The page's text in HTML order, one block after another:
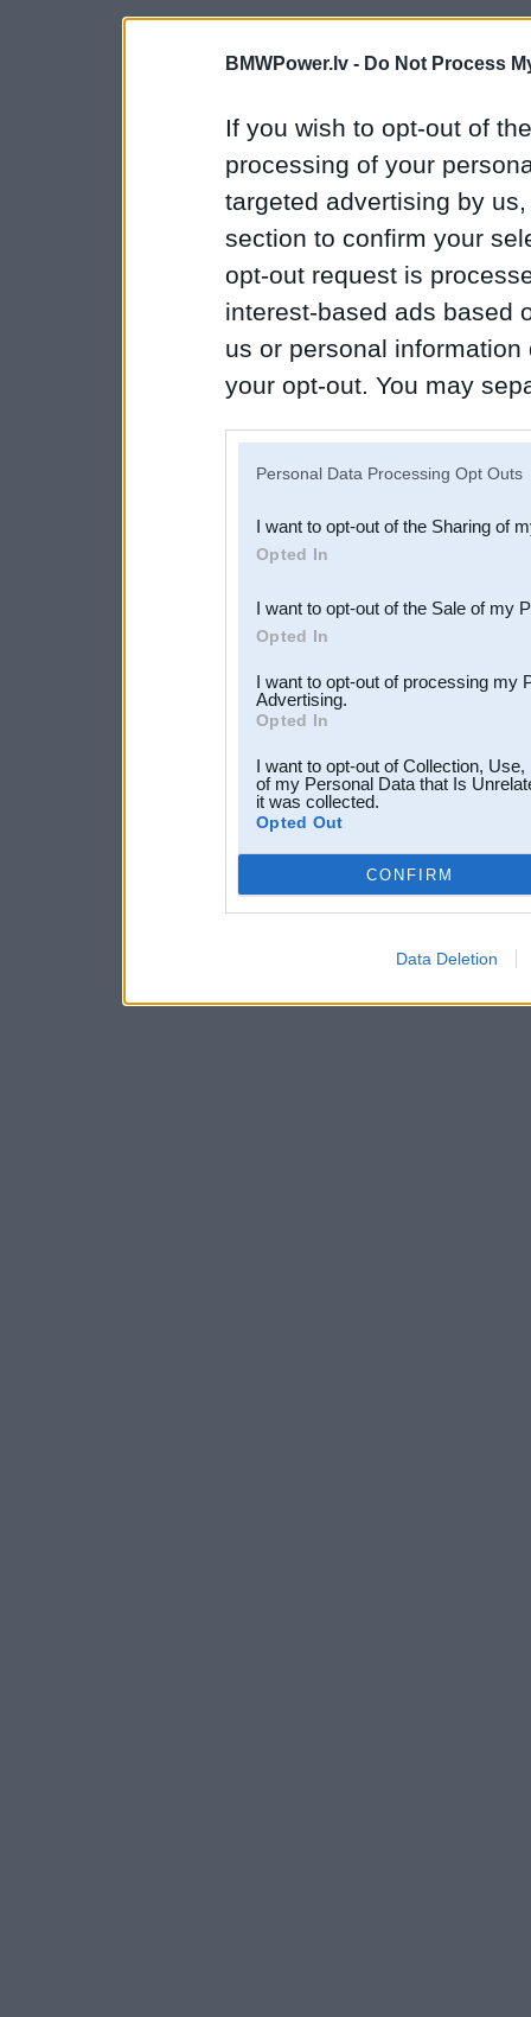
BMWPower.lv - Do Not Process
If you wish to opt-out of
processing of your
targeted advertising by
section to confirm your
opt-out request is
interest-based ads based
us or personal
your opt-out. You may
Downstream Participants
third parties.
Personal Data Processing Opt Outs
I want to opt-out of the Sharing of
Opted In
I want to opt-out of the Sale of my
Opted In
I want to opt-out of processing my
Advertising.
Opted In
I want to opt-out of Collection,
of my Personal Data that Is
it was collected.
Opted Out
CONFIRM
Data Deletion